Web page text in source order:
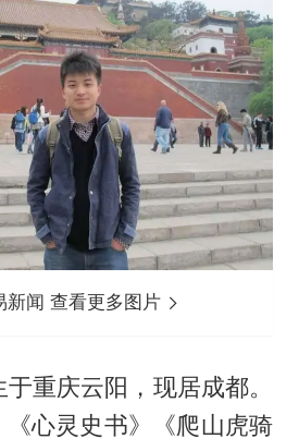
新闻 查看更多图片
重庆云阳，现居成都。
心灵史书》《爬山虎骑